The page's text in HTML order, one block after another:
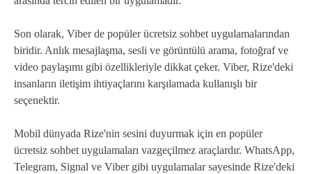
Son olarak, Viber de popüler ücretsiz sohbet uygulamalarından
biridir. Anlık mesajlaşma, sesli ve görüntülü arama, fotoğraf ve
video paylaşımı gibi özellikleriyle dikkat çeker. Viber, Rize'deki
insanların iletişim ihtiyaçlarını karşılamada kullanışlı bir
seçenektir.
Mobil dünyada Rize'nin sesini duyurmak için en popüler
ücretsiz sohbet uygulamaları vazgeçilmez araçlardır. WhatsApp,
Telegram, Signal ve Viber gibi uygulamalar sayesinde Rize'deki